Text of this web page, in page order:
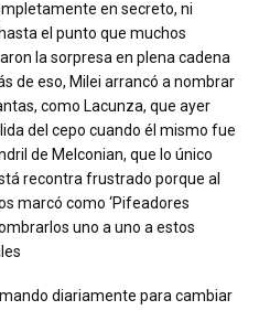
en secreto, ni
el punto que muchos
la sorpresa en plena cadena
de eso, Milei arrancó a nombrar
como Lacunza, que ayer
del cepo cuando él mismo fue
de Melconian, que lo único
recontra frustrado porque al
marcó como ‘Pifeadores
uno a uno a estos
diariamente para cambiar